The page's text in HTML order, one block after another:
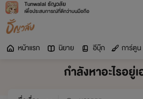
Tunwalai ธัญวลัย
เพื่อประสบการณ์ที่ดีกว่าบนมือถือ
หน้าแรก นิยาย อีบุ๊ก การ์ตูน
กำลังหาอะไรอยู่